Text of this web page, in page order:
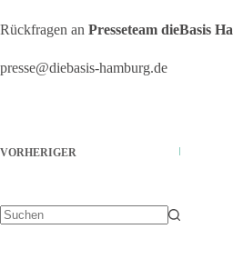
Rückfragen an Presseteam dieBasis
presse@diebasis-hamburg.de
VORHERIGER